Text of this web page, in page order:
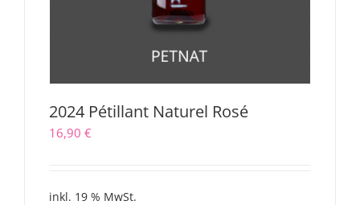
2024 Pétillant Naturel Rosé
16,90 €
inkl. 19 % MwSt.